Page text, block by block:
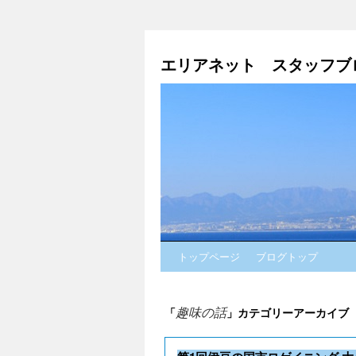
エリアネット スタッフブ
トップページ ブログトップ
「趣味の話」カテゴリーアーカイブ